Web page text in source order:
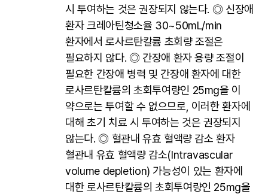
시 투여하는 것은 권장되지 않는다. ◎ 신장애
환자 크레아틴청소율 30~50mL/min
환자에서 로사르탄칼륨 초회량 조절은
필요하지 않다. ◎ 간장애 환자 용량 조절이
필요한 간장애 병력 및 간장애 환자에 대한
로사르탄칼륨의 초회투여량인 25mg을 이
약으로는 투여할 수 없으므로, 이러한 환자에
대해 초기 치료 시 투여하는 것은 권장되지
않는다. ◎ 혈관내 유효 혈액량 감소 환자
혈관내 유효 혈액량 감소(Intravascular
volume depletion) 가능성이 있는 환자에
대한 로사르탄칼륨의 초회투여량인 25mg을